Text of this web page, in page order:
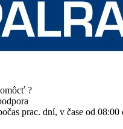
?
prac. dní, v čase od 08:00